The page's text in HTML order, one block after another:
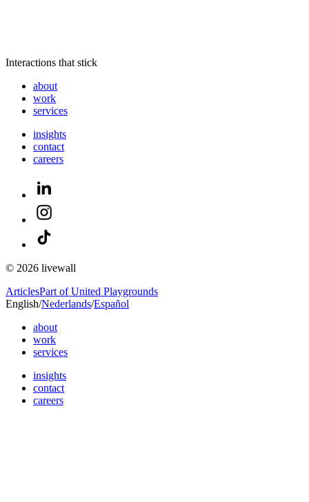
Interactions that stick
about
work
services
insights
contact
careers
© 2026 livewall
ArticlesPart of United Playgrounds
English/Nederlands/Español
about
work
services
insights
contact
careers